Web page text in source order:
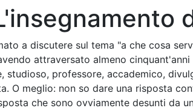
a discutere sul tema "a che cosa
attraversato almeno
studioso, professore, accademico,
O meglio: non so dare una risposta
che sono ovviamente desunti da